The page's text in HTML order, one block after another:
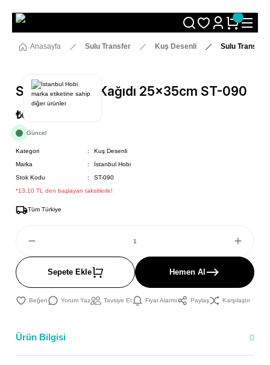
Size Özel "HG10" Koduyla Sepette Hemen %10 İndirimi Kaçırma
Anasayfa Sulu Transfer Kuş Desenli Sulu Transfer
Sulu Transfer Kağıdı 25x35cm ST-090
₺69
Güncel
Kategori
Kuş Desenli
Marka
İstanbul Hobi
Stok Kodu
ST-090
*13,10 TL den başlayan taksitlerle!
Tüm Türkiye
Sepete Ekle Hemen Al
Yorum Yaz Tavsiye Et Fiyat Alarmı Paylaş Karşılaştır
Ürün Bilgisi